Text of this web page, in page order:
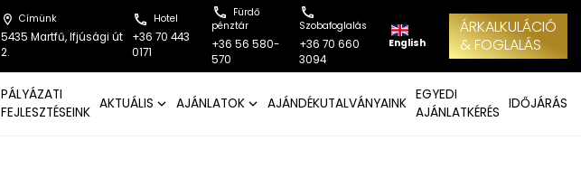
Címünk
5435 Martfű, Ifjúsági út
2.
Hotel
+36 70 443
0171
Fürdő
pénztár
+36 56 580-
570
Szobafoglalás
+36 70 660
3094
English
ÁRKALKULÁCIÓ
& FOGLALÁS
PÁLYÁZATI
FEJLESZTÉSEINK
AKTUÁLIS AJÁNLATOK AJÁNDÉKUTALVÁNYAINK
EGYEDI
AJÁNLATKÉRÉS
IDŐJÁRÁS